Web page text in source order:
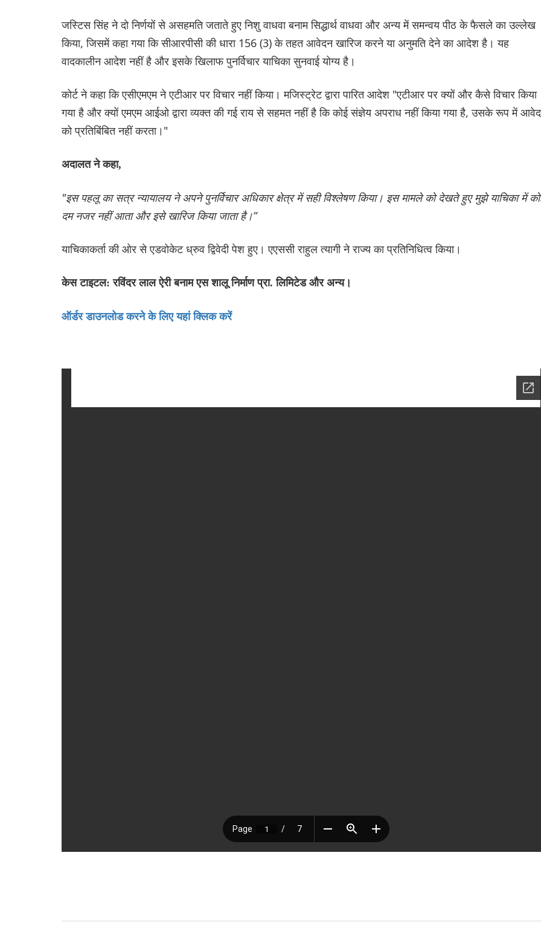
जस्टिस सिंह ने दो निर्णयों से असहमति जताते हुए निशु वाधवा बनाम सिद्धार्थ वाधवा और अन्य में समन्वय पीठ के फैसले का उल्लेख
किया, जिसमें कहा गया कि सीआरपीसी की धारा 156 (3) के तहत आवेदन खारिज करने या अनुमति देने का आदेश है। यह
वादकालीन आदेश नहीं है और इसके खिलाफ पुनर्विचार याचिका सुनवाई योग्य है।
कोर्ट ने कहा कि एसीएमएम ने एटीआर पर विचार नहीं किया। मजिस्ट्रेट द्वारा पारित आदेश "एटीआर पर क्यों और कैसे विचार किया
गया है और क्यों एमएम आईओ द्वारा व्यक्त की गई राय से सहमत नहीं है कि कोई संज्ञेय अपराध नहीं किया गया है, उसके रूप में
को प्रतिबिंबित नहीं करता।"
अदालत ने कहा,
"इस पहलू का सत्र न्यायालय ने अपने पुनर्विचार अधिकार क्षेत्र में सही विश्लेषण किया। इस मामले को देखते हुए मुझे याचिका में
दम नजर नहीं आता और इसे खारिज किया जाता है।”
याचिकाकर्ता की ओर से एडवोकेट ध्रुव द्विवेदी पेश हुए। एएससी राहुल त्यागी ने राज्य का प्रतिनिधित्व किया।
केस टाइटल: रविंदर लाल ऐरी बनाम एस शालू निर्माण प्रा. लिमिटेड और अन्य।
ऑर्डर डाउनलोड करने के लिए यहां क्लिक करें